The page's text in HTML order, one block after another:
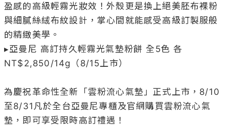
盈感的高級輕霧光妝效！外殼更是換上絕美胚布裸粉
與細膩絲絨布紋設計，掌心間就能感受高級訂製服般
的精緻美學。
▸亞曼尼 高訂持久輕霧光氣墊粉餅 全5色 各
NT$2,850/14g（8/15上市）
為慶祝革命性全新「雲粉流心氣墊」正式上市，8/10
至8/31凡於全台亞曼尼專櫃及官網購買雲粉流心氣
墊，即可享受限時高訂禮遇！